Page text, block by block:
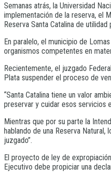
Semanas atrás, la Universidad
implementación de la reserva, el
Reserva Santa Catalina de
En paralelo, el municipio de
organismos competentes en
Recientemente, el juzgado
Plata suspender el proceso de
“Santa Catalina tiene un valor
preservar y cuidar esos servicios
Mientras que por su parte la
hablando de una Reserva
juzgado”.
El proyecto de ley de
Ejecutivo debe propiciar una